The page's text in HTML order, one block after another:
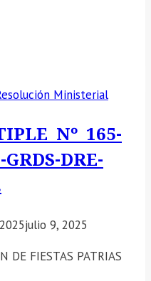
Ministerial
Nº 165-
DRE-
julio 9, 2025
DE FIESTAS PATRIAS